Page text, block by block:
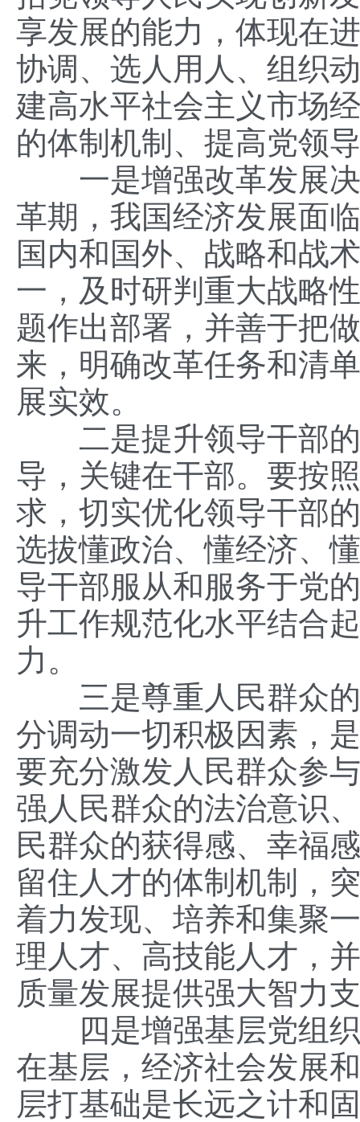
享发展的能力，体现在
协调、选人用人、组织
建高水平社会主义市场
的体制机制、提高党领
一是增强改革发展决
革期，我国经济发展面
国内和国外、战略和战
一，及时研判重大战略
题作出部署，并善于把
来，明确改革任务和清
展实效。
二是提升领导干部的
导，关键在干部。要按
求，切实优化领导干部
选拔懂政治、懂经济、
导干部服从和服务于党
升工作规范化水平结合
力。
三是尊重人民群众的
分调动一切积极因素，
要充分激发人民群众参
强人民群众的法治意识
民群众的获得感、幸福
留住人才的体制机制，
着力发现、培养和集聚
理人才、高技能人才，
质量发展提供强大智力
四是增强基层党组织
在基层，经济社会发展
层打基础是长远之计和